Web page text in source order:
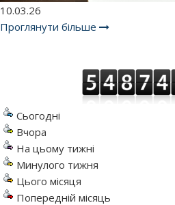
10.03.26
Проглянути більше
Сьогодні
Вчора
На цьому тижні
Минулого тижня
Цього місяця
Попередній місяць